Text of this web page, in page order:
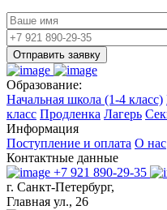
Отправить заявку
Образование:
Начальная школа (1-4 класс)
класс Продленка Лагерь
Информация
Поступление и оплата О нас
Контактные данные
+7 921 890-29-35
г. Санкт-Петербург,
Главная ул., 26